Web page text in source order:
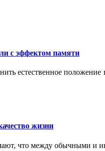
с эффектом памяти
естественное
жизни
что между обычными и